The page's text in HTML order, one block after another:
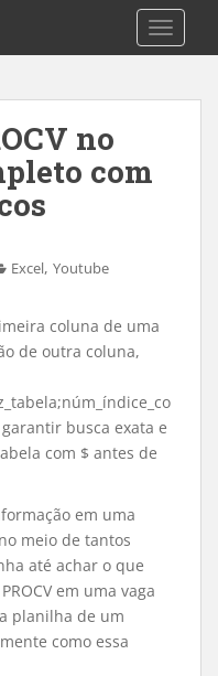
no
com
Excel, Youtube
coluna de uma
de outra coluna,
busca exata e
com $ antes de
em uma
meio de tantos
até achar o que
em uma vaga
planilha de um
como essa